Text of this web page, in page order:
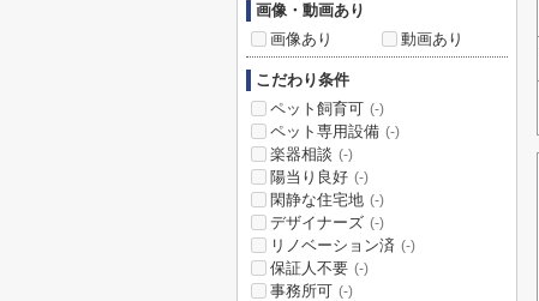
画像・動画あり
画像あり
動画あり
こだわり条件
ペット飼育可 (-)
ペット専用設備 (-)
楽器相談 (-)
陽当り良好 (-)
閑静な住宅地 (-)
デザイナーズ (-)
リノベーション済 (-)
保証人不要 (-)
事務所可 (-)